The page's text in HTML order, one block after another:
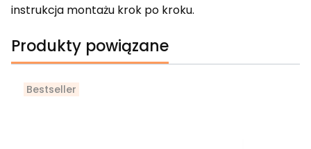
instrukcja montażu krok po kroku.
Produkty powiązane
Bestseller